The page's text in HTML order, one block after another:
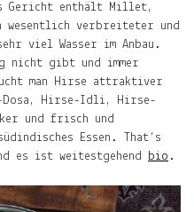
Gericht enthält Millet,
verbreiteter und
viel Wasser im Anbau.
nicht gibt und immer
man Hirse attraktiver
Dosa, Hirse-Idli, Hirse-
und frisch und
Essen. That’s
es ist weitestgehend bio .